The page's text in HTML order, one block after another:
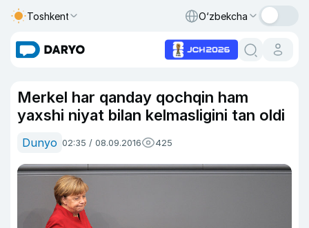
Toshkent O‘zbekcha
Merkel har qanday qochqin ham
yaxshi niyat bilan kelmasligini tan oldi
Dunyo 02:35 / 08.09.2016 425